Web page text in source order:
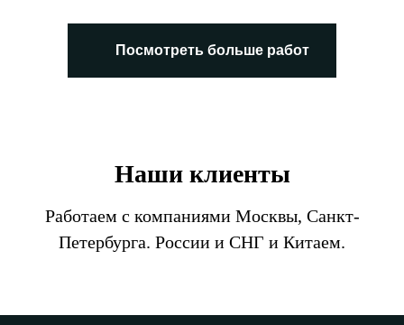
Посмотреть больше работ
Наши клиенты
Работаем с компаниями Москвы, Санкт-
Петербурга. России и СНГ и Китаем.